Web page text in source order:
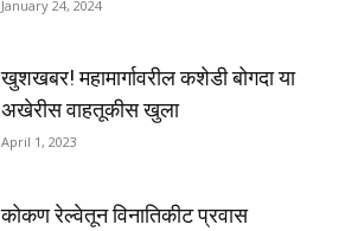
January 24, 2024
खुशखबर! महामार्गावरील कशेडी बोगदा या
अखेरीस वाहतूकीस खुला
April 1, 2023
कोकण रेल्वेतून विनातिकीट प्रवास